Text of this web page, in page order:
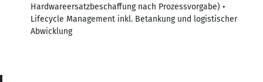
Hardwareersatzbeschaffung nach Prozessvorgabe) •
Lifecycle Management inkl. Betankung und logistischer
Abwicklung